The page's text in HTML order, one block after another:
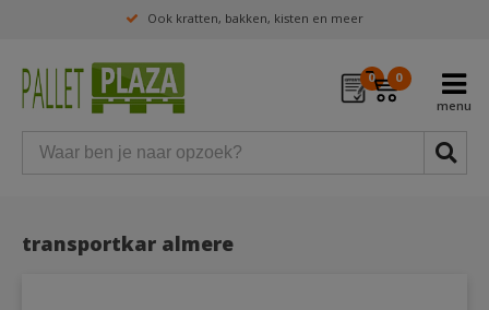
Ook kratten, bakken, kisten en meer
0 0
transportkar almere